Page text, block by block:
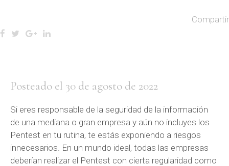
Compartir
Posteado el 30 de agosto de 2022
Si eres responsable de la seguridad de la información
de una mediana o gran empresa y aún no incluyes los
Pentest en tu rutina, te estás exponiendo a riesgos
innecesarios. En un mundo ideal, todas las empresas
deberían realizar el Pentest con cierta regularidad como